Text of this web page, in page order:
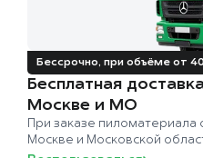
Бессрочно, при объёме от
Бесплатная
Москве и МО
При заказе пиломатериала
Москве и Московской